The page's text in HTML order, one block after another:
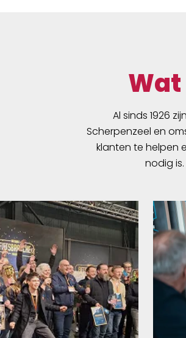
Al sinds 1926
Scherpenzeel en
klanten te helpen
nodig